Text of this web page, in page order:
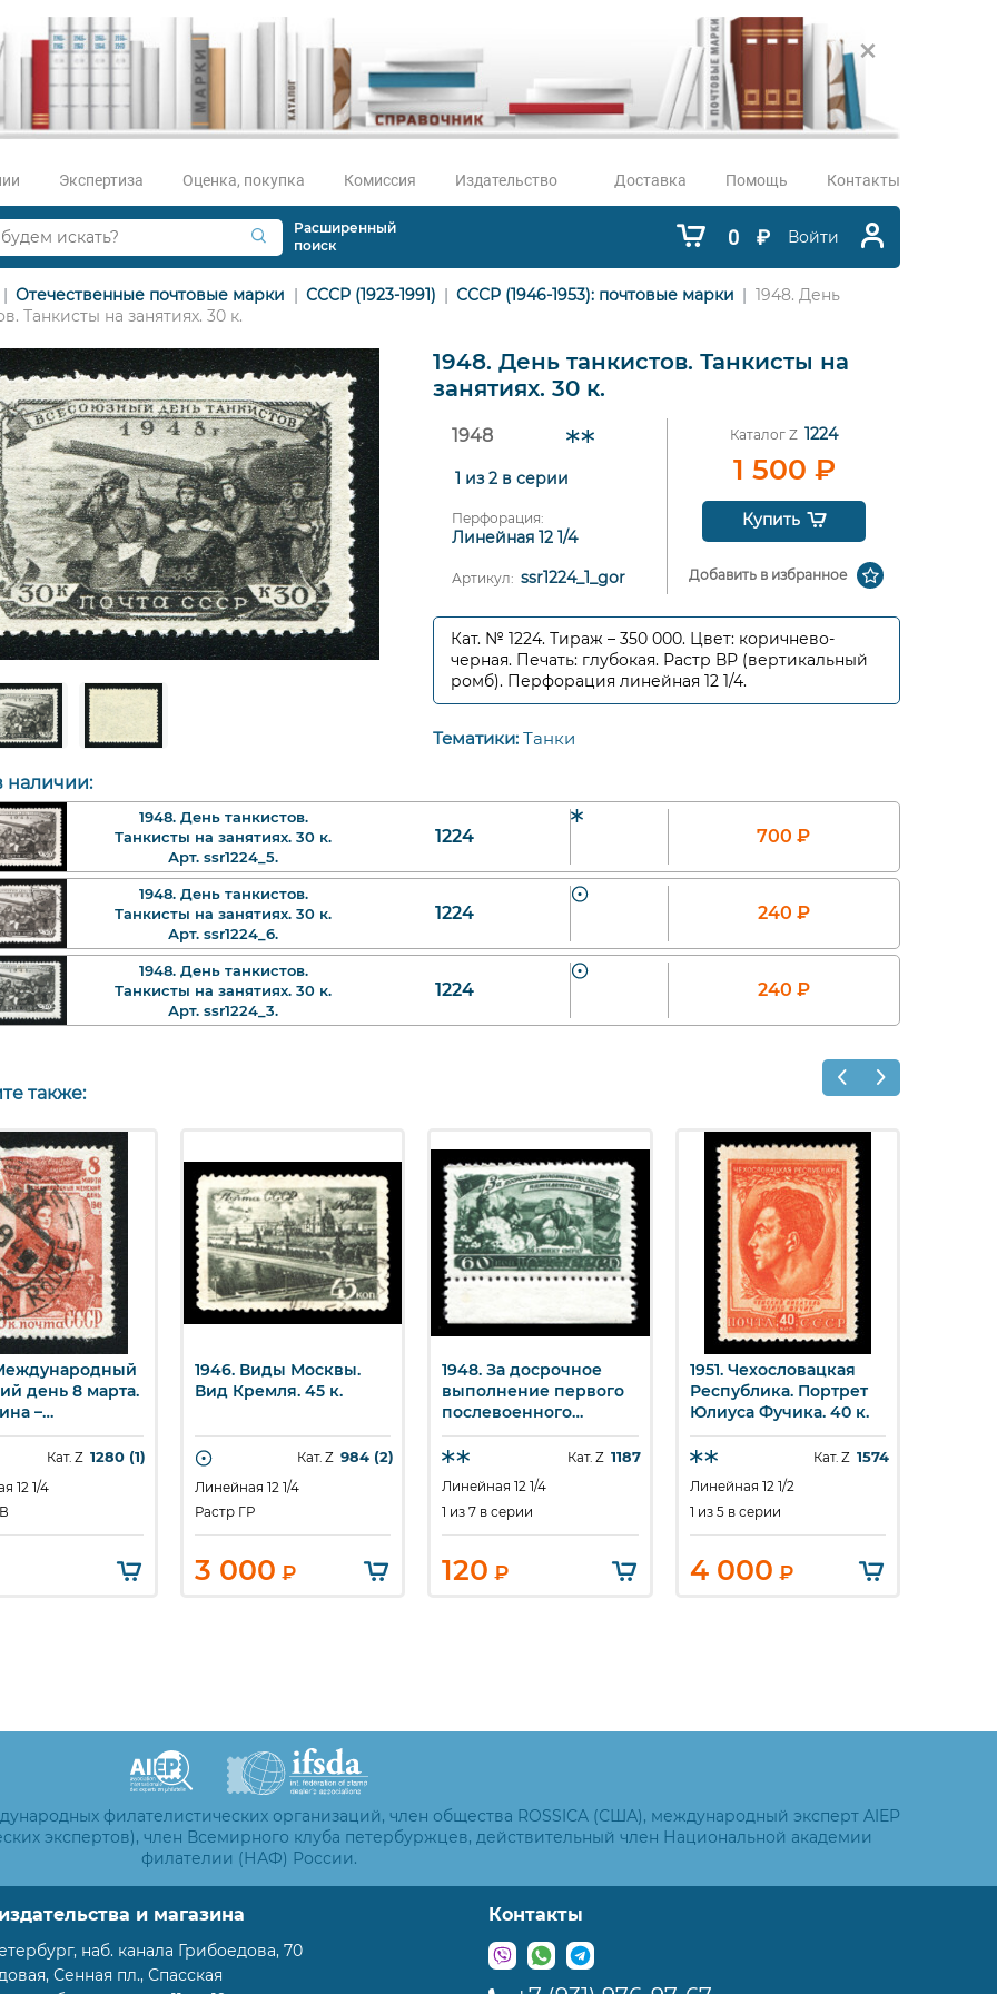
Экспертиза Оценка, покупка Комиссия Издательство Доставка Помощь Контакты
Расширенный
поиск
0 ₽ Войти
Отечественные почтовые марки СССР (1923-1991) СССР (1946-1953): почтовые марки
1948. День
Танкисты на занятиях. 30 к.
1948. День танкистов. Танкисты на
занятиях. 30 к.
1948
1 из 2 в серии
Перфорация:
Линейная 12 1/4
Артикул: ssr1224_1_gor
Каталог Z 1224
1 500 ₽
Купить
Добавить в избранное
Кат. № 1224. Тираж – 350 000. Цвет: коричнево-
черная. Печать: глубокая. Растр ВР (вертикальный
ромб). Перфорация линейная 12 1/4.
Тематики: Танки
наличии:
1948. День танкистов.
Танкисты на занятиях. 30 к.
Арт. ssr1224_5.
1224 700 ₽
1948. День танкистов.
Танкисты на занятиях. 30 к.
Арт. ssr1224_6.
1224 240 ₽
1948. День танкистов.
Танкисты на занятиях. 30 к.
Арт. ssr1224_3.
1224 240 ₽
также:
просмотр
день 8 марта.
–
40 к.Кат. Z 1280 (1)
12 1/4
Быстрый просмотр
1946. Виды Москвы.
Вид Кремля. 45 к.
Кат. Z 984 (2)
Линейная 12 1/4
Растр ГР
3 000 ₽
Быстрый просмотр
1948. За досрочное
выполнение первого
послевоенного
пятилетнего плана.
Сельское хозяйство.
Сбор хлопка. 60 к.
Кат. Z 1187
Линейная 12 1/4
1 из 7 в серии
120 ₽
Быстрый просмотр
1951. Чехословацкая
Республика. Портрет
Юлиуса Фучика. 40 к.
Кат. Z 1574
Линейная 12 1/2
1 из 5 в серии
4 000 ₽
филателистических организаций, член общества ROSSICA (США), международный эксперт AIEP
экспертов), член Всемирного клуба петербуржцев, действительный член Национальной академии
филателии (НАФ) России.
и магазина
наб. канала Грибоедова, 70
Сенная пл., Спасская
Контакты